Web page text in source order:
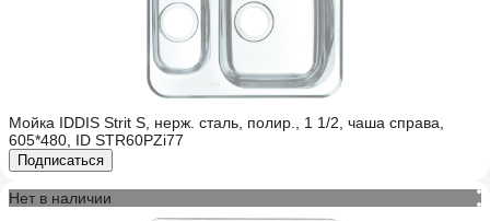
Мойка IDDIS Strit S, нерж. сталь, полир., 1 1/2, чаша справа,
605*480, ID STR60PZi77
Подписаться
Нет в наличии